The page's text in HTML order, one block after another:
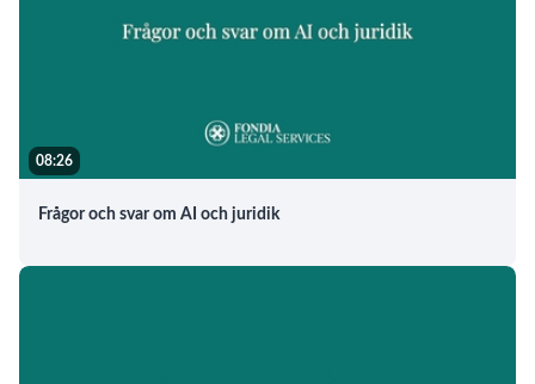
08:26
Frågor och svar om AI och juridik